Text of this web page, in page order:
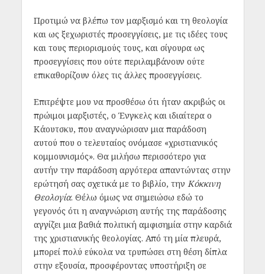
Προτιμώ να βλέπω τον μαρξισμό και τη θεολογία
και ως ξεχωριστές προσεγγίσεις, με τις ιδέες τους
και τους περιορισμούς τους, και σίγουρα ως
προσεγγίσεις που ούτε περιλαμβάνουν ούτε
επικαθορίζουν όλες τις άλλες προσεγγίσεις.
Επιτρέψτε μου να προσθέσω ότι ήταν ακριβώς οι
πρώιμοι μαρξιστές, ο Ένγκελς και ιδιαίτερα ο
Κάουτσκυ, που αναγνώρισαν μια παράδοση
αυτού που ο τελευταίος ονόμασε «χριστιανικός
κομμουνισμός». Θα μιλήσω περισσότερο για
αυτήν την παράδοση αργότερα απαντώντας στην
ερώτησή σας σχετικά με το βιβλίο, την Κόκκινη
Θεολογία. Θέλω όμως να σημειώσω εδώ το
γεγονός ότι η αναγνώριση αυτής της παράδοσης
αγγίζει μια βαθιά πολιτική αμφισημία στην καρδιά
της χριστιανικής θεολογίας. Από τη μία πλευρά,
μπορεί πολύ εύκολα να τρυπώσει στη θέση δίπλα
στην εξουσία, προσφέροντας υποστήριξη σε